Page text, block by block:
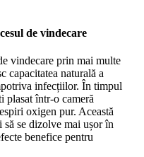
de vindecare
vindecare prin mai multe
capacitatea naturală a
infecțiilor. În timpul
plasat într-o cameră
oxigen pur. Această
se dizolve mai ușor în
benefice pentru